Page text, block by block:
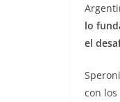
lo
el
con